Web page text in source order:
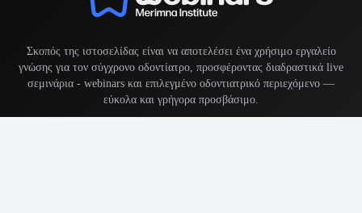
Σκοπός της ιστοσελίδας είναι να αποτελέσει ένα χρήσιμο εργαλείο
γνώσης για τον σύγχρονο οδοντίατρο, προσφέροντας διαδραστικά live
σεμινάρια - webinars και επιλεγμένο οδοντιατρικό περιεχόμενο —
εύκολα και γρήγορα προσβάσιμο.